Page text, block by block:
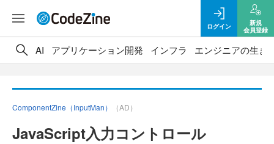
ログイン
新規
会員登録
AI アプリケーション開発 インフラ エンジニアの生き
ComponentZine（InputMan） （AD）
JavaScript入力コントロール